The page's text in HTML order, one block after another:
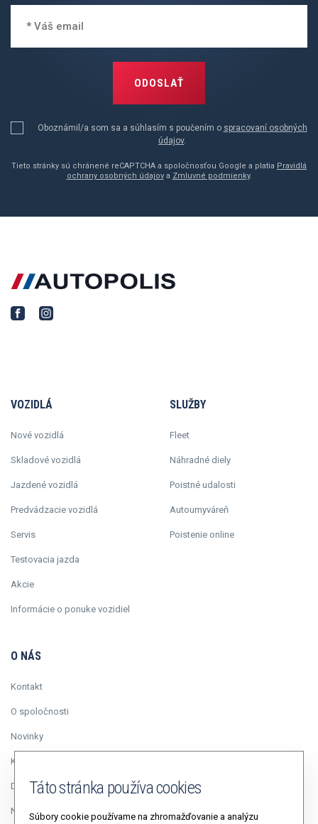
ODOSLAŤ
Oboznámil/a som sa a súhlasím s poučením o spracovaní osobných
údajov.
Tieto stránky sú chránené reCAPTCHA a spoločnosťou Google a platia Pravidlá
ochrany osobných údajova Zmluvné podmienky.
VOZIDLÁ
Nové vozidlá
Skladové vozidlá
Jazdené vozidlá
Predvádzacie vozidlá
Servis
Testovacia jazda
Akcie
Informácie o ponuke vozidiel
SLUŽBY
Fleet
Náhradné diely
Poistné udalosti
Autoumyváreň
Poistenie online
O NÁS
Kontakt
O spoločnosti
Novinky
Kariéra
Duálne vzdelávanie
Napísali o nás
Táto stránka používa cookies
Súbory cookie používame na zhromažďovanie a analýzu